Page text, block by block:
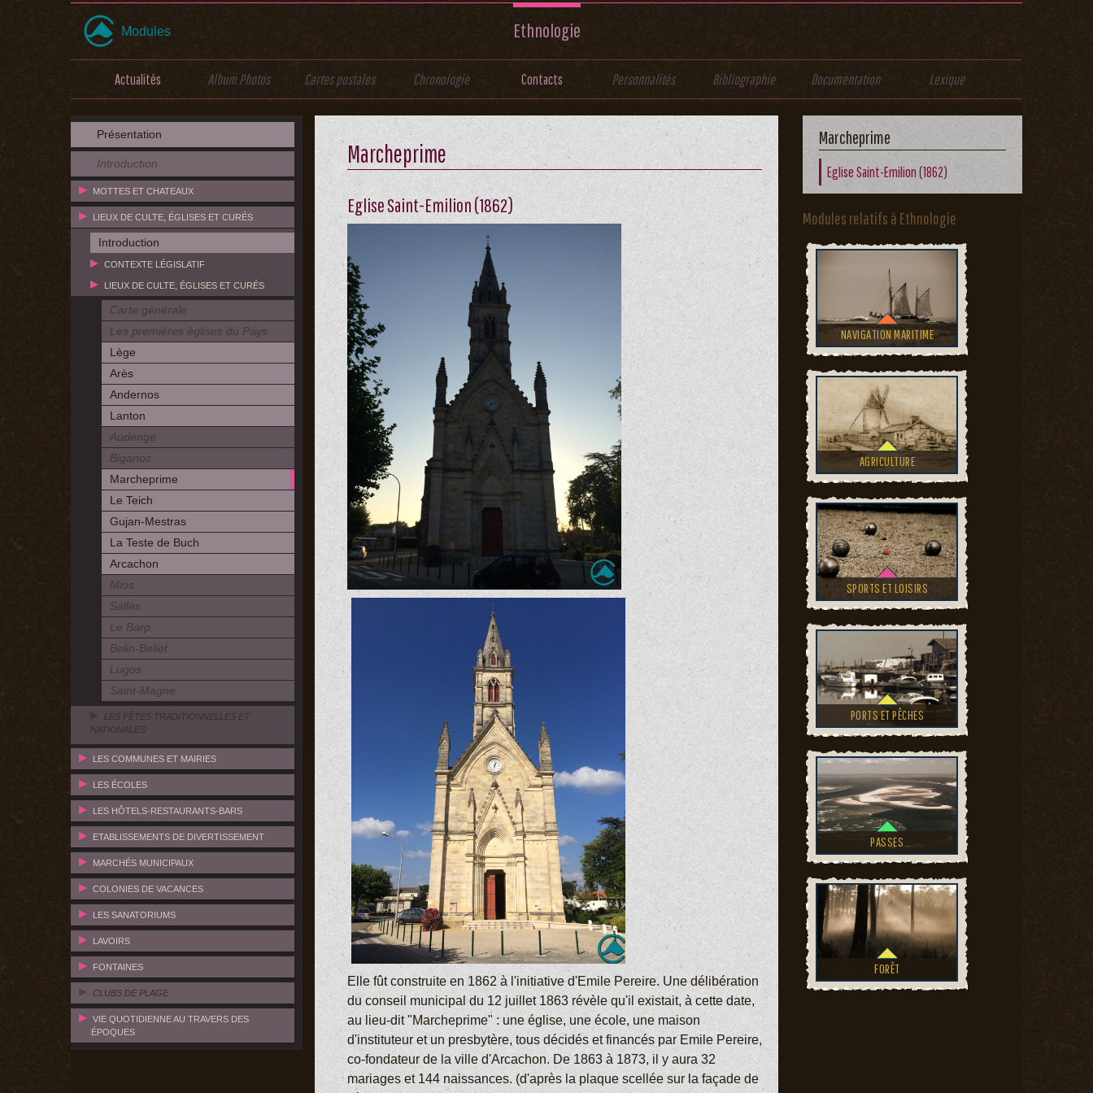
Modules Ethnologie
Actualités Album Photos Cartes postales Chronologie Contacts Personnalités Bibliographie Documentation Lexique
Présentation
Introduction
MOTTES ET CHATEAUX
LIEUX DE CULTE, ÉGLISES ET CURÉS
Introduction
CONTEXTE LÉGISLATIF
LIEUX DE CULTE, ÉGLISES ET CURÉS
Carte générale
Les premières églises du Pays
Lège
Arès
Andernos
Lanton
Audenge
Biganos
Marcheprime
Le Teich
Gujan-Mestras
La Teste de Buch
Arcachon
Mios
Salles
Le Barp
Belin-Beliet
Lugos
Saint-Magne
LES FÊTES TRADITIONNELLES ET
NATIONALES
LES COMMUNES ET MAIRIES
LES ÉCOLES
LES HÔTELS-RESTAURANTS-BARS
ETABLISSEMENTS DE DIVERTISSEMENT
MARCHÉS MUNICIPAUX
COLONIES DE VACANCES
LES SANATORIUMS
LAVOIRS
FONTAINES
CLUBS DE PLAGE
VIE QUOTIDIENNE AU TRAVERS DES
ÉPOQUES
Marcheprime
Eglise Saint-Emilion (1862)
Elle fût construite en 1862 à l'initiative d'Emile Pereire. Une délibération
du conseil municipal du 12 juillet 1863 révèle qu'il existait, à cette date,
au lieu-dit "Marcheprime" : une église, une école, une maison
d'instituteur et un presbytère, tous décidés et financés par Emile Pereire,
co-fondateur de la ville d'Arcachon. De 1863 à 1873, il y aura 32
mariages et 144 naissances. (d'après la plaque scellée sur la façade de
Marcheprime
Eglise Saint-Emilion (1862)
Modules relatifs à Ethnologie
NAVIGATION MARITIME
AGRICULTURE
SPORTS ET LOISIRS
PORTS ET PÊCHES
PASSES
FORÊT